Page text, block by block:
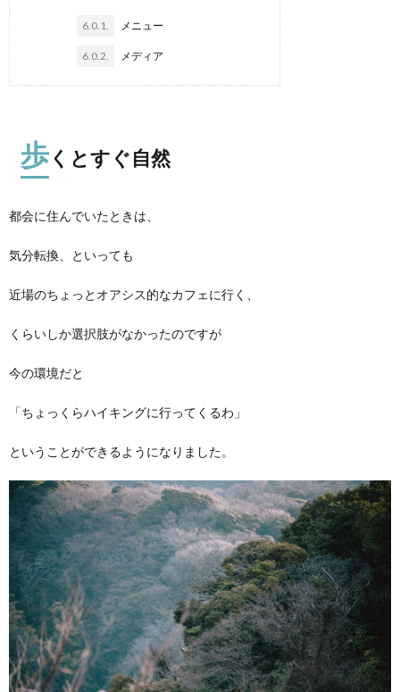
6.0.1. メニュー
6.0.2. メディア
歩くとすぐ自然
都会に住んでいたときは、
気分転換、といっても
近場のちょっとオアシス的なカフェに行く、
くらいしか選択肢がなかったのですが
今の環境だと
「ちょっくらハイキングに行ってくるわ」
ということができるようになりました。